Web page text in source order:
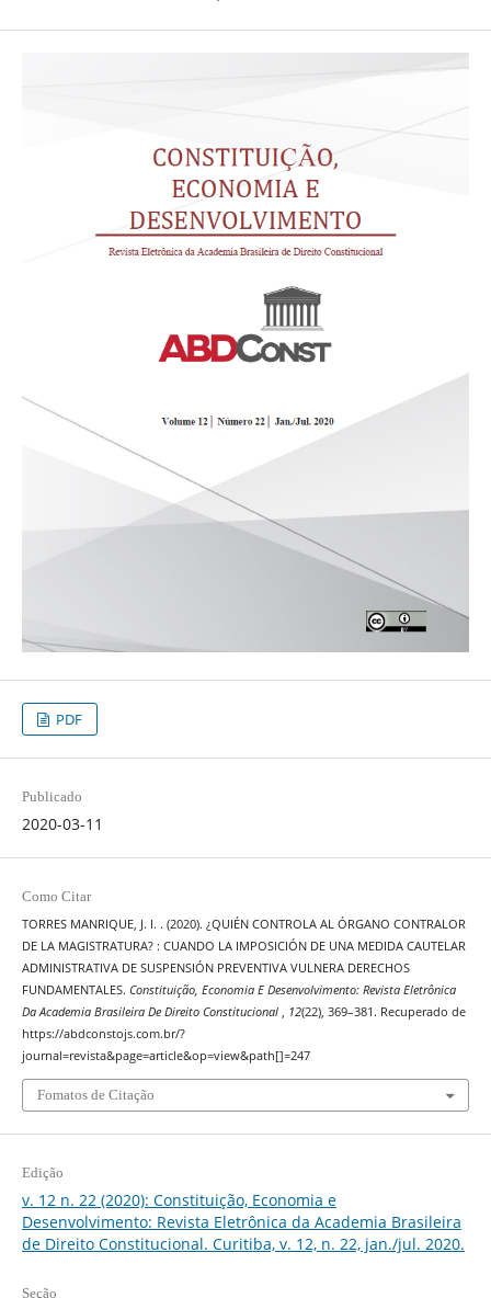
PDF
Publicado
2020-03-11
Como Citar
TORRES MANRIQUE, J. I. . (2020). ¿QUIÉN CONTROLA AL ÓRGANO CONTRALOR
DE LA MAGISTRATURA? : CUANDO LA IMPOSICIÓN DE UNA MEDIDA CAUTELAR
ADMINISTRATIVA DE SUSPENSIÓN PREVENTIVA VULNERA DERECHOS
FUNDAMENTALES. Constituição, Economia E Desenvolvimento: Revista Eletrônica
Da Academia Brasileira De Direito Constitucional , 12(22), 369–381. Recuperado de
https://abdconstojs.com.br/?
journal=revista&page=article&op=view&path[]=247
Fomatos de Citação
Edição
v. 12 n. 22 (2020): Constituição, Economia e
Desenvolvimento: Revista Eletrônica da Academia Brasileira
de Direito Constitucional. Curitiba, v. 12, n. 22, jan./jul. 2020.
Seção